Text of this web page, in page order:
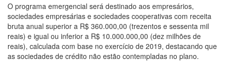
O programa emergencial será destinado aos empresários,
sociedades empresárias e sociedades cooperativas com receita
bruta anual superior a R$ 360.000,00 (trezentos e sessenta mil
reais) e igual ou inferior a R$ 10.000.000,00 (dez milhões de
reais), calculada com base no exercício de 2019, destacando que
as sociedades de crédito não estão contempladas no plano.